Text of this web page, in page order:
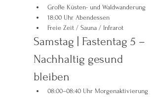
Große Küsten- und Waldwanderung
18:00 Uhr Abendessen
Freie Zeit / Sauna / Infrarot
Samstag | Fastentag 5 –
Nachhaltig gesund
bleiben
08:00–08:40 Uhr Morgenaktivierung